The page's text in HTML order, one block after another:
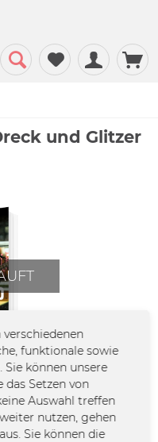
und Glitzer
funktionale sowie
Sie können unsere
Setzen von
Auswahl treffen
nutzen, gehen
Sie können die